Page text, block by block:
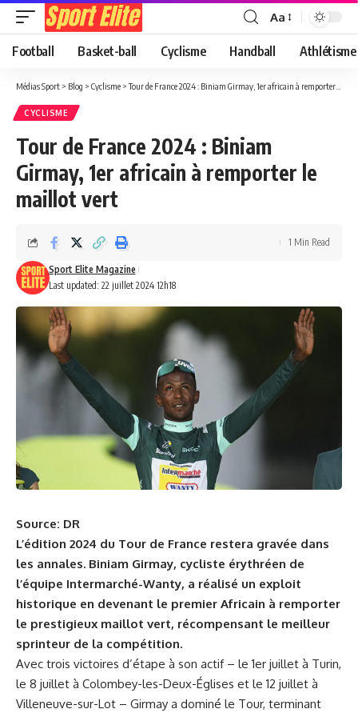
Aa
Football Basket-ball Cyclisme Handball Athlétisme
Médias Sport > Blog > Cyclisme >Tour de France 2024 : Biniam Girmay, 1er africain à remporter le maillot vert
CYCLISME
Tour de France 2024 : Biniam
Girmay, 1er africain à remporter le
maillot vert
Last updated: 22 juillet 2024 12h18
Sport Elite Magazine
1 Min Read
Source: DR
L’édition 2024 du Tour de France restera gravée dans
les annales. Biniam Girmay, cycliste érythréen de
l’équipe Intermarché-Wanty, a réalisé un exploit
historique en devenant le premier Africain à remporter
le prestigieux maillot vert, récompensant le meilleur
sprinteur de la compétition.
Avec trois victoires d’étape à son actif – le 1er juillet à Turin,
le 8 juillet à Colombey-les-Deux-Églises et le 12 juillet à
Villeneuve-sur-Lot – Girmay a dominé le Tour, terminant